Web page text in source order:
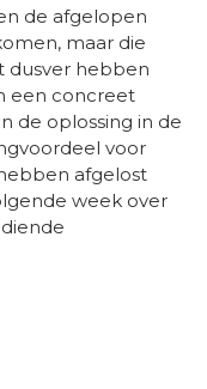
de afgelopen
maar die
dusver hebben
een concreet
de oplossing in de
voor
afgelost
week over